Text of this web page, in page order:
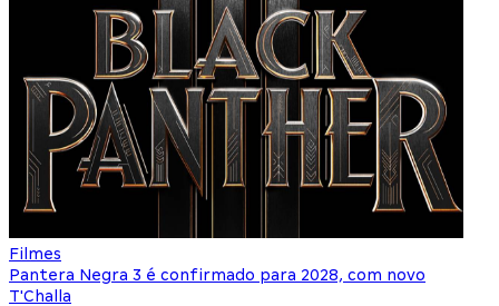
Filmes
Pantera Negra 3 é confirmado para 2028, com novo
T'Challa